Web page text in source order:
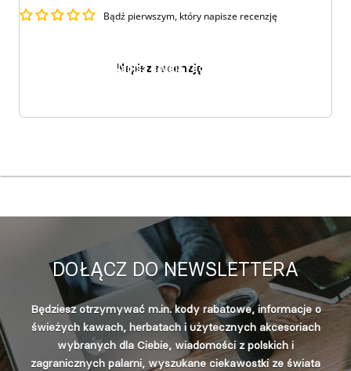
Bądź pierwszym, który napisze recenzję
Napisz recenzję
DOŁĄCZ DO NEWSLETTERA
Będziesz otrzymywać m.in. kody rabatowe, informacje o
świeżych kawach, herbatach i użytecznych akcesoriach
wybranych dla Ciebie, wiadomości z polskich i
zagranicznych palarni, wyszukane ciekawostki ze świata